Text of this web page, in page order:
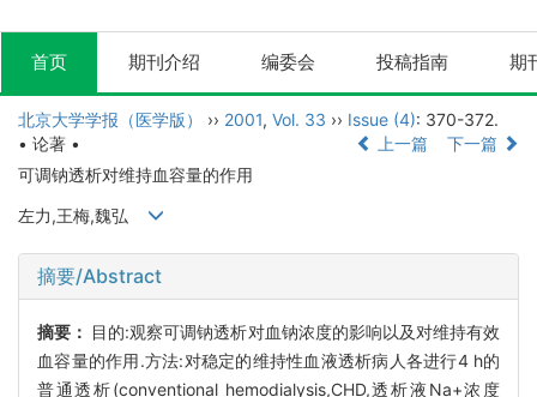
首页 期刊介绍 编委会 投稿指南 期
北京大学学报（医学版） ›› 2001, Vol. 33 ›› Issue (4): 370-372.
• 论著 •
上一篇
下一篇
可调钠透析对维持血容量的作用
左力,王梅,魏弘
摘要/Abstract
摘要： 目的:观察可调钠透析对血钠浓度的影响以及对维持有效
血容量的作用.方法:对稳定的维持性血液透析病人各进行4 h的
普通透析(conventional hemodialysis,CHD,透析液Na+浓度